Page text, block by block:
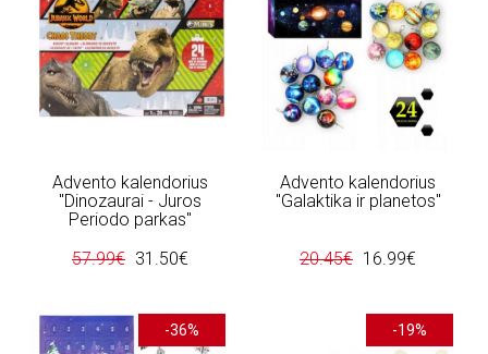
Advento kalendorius
"Dinozaurai - Juros
Periodo parkas"
57.99€ 31.50€
Advento kalendorius
"Galaktika ir planetos"
20.45€ 16.99€
-36% -19%